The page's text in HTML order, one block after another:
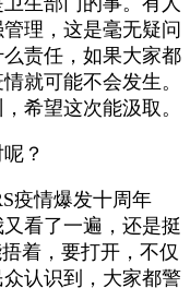
理，这是毫无疑问
责任，如果大家都
就可能不会发生。
希望这次能汲取。
？
疫情爆发十周年
看了一遍，还是挺
着，要打开，不仅
认识到，大家都警